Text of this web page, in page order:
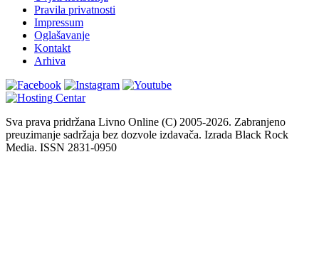
Pravila privatnosti
Impressum
Oglašavanje
Kontakt
Arhiva
Sva prava pridržana Livno Online (C) 2005-2026. Zabranjeno
preuzimanje sadržaja bez dozvole izdavača. Izrada Black Rock
Media. ISSN 2831-0950